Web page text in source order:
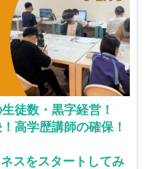
徒数・黒字経営！
高学歴講師の確保！
スをスタートしてみ